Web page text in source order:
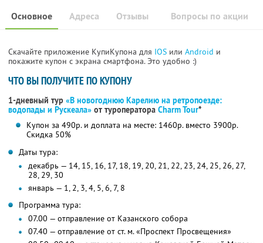
Основное Отзывы Вопросы по акции
Адреса
Скачайте приложение КупиКупона для IOS или Android и
покажите купон с экрана смартфона. Это удобно :)
ЧТО ВЫ ПОЛУЧИТЕ ПО КУПОНУ
1-дневный тур «В новогоднюю Карелию на ретропоезде:
водопады и Рускеала» от туроператора Charm Tour*
Купон за 490р. и доплата на месте: 1460р. вместо 3900р.
Скидка 50%
Даты тура:
декабрь — 14, 15, 16, 17, 18, 19, 20, 21, 22, 23, 24, 25, 26, 27,
28, 29, 30
январь — 1, 2, 3, 4, 5, 6, 7, 8
Программа тура:
07.00 — отправление от Казанского собора
07.40 — отправление от ст. м. «Проспект Просвещения»